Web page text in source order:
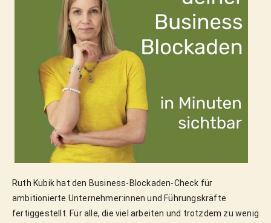
Ruth Kubik hat den Business-Blockaden-Check für
ambitionierte Unternehmer:innen und Führungskräfte
fertiggestellt. Für alle, die viel arbeiten und trotzdem zu wenig